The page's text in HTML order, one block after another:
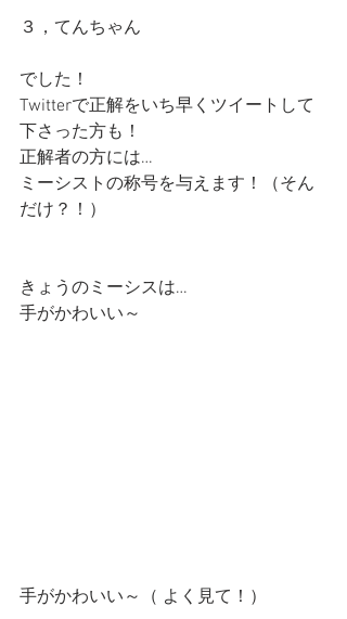
３，てんちゃん
でした！
Twitterで正解をいち早くツイートして
下さった方も！
正解者の方には…
ミーシストの称号を与えます！（そん
だけ？！）
きょうのミーシスは…
手がかわいい～
手がかわいい～（ よく見て！）